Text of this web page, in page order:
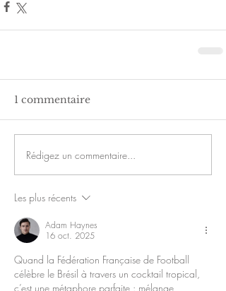
1 commentaire
Rédigez un commentaire...
Les plus récents
Adam Haynes
16 oct. 2025
Quand la Fédération Française de Football
célèbre le Brésil à travers un cocktail tropical,
c’est une métaphore parfaite : mélange